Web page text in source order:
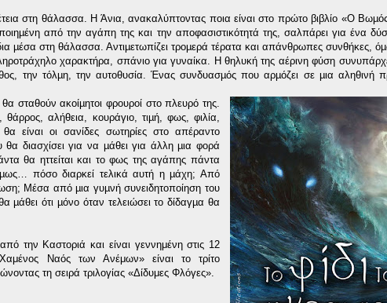
στη θάλασσα. Η Άνια, ανακαλύπτοντας ποια είναι στο πρώτο βιβλίο «Ο
από την αγάπη της και την αποφασιστικότητά της, σαλπάρει για ένα
µέσα στη θάλασσα. Αντιµετωπίζει τροµερά τέρατα και απάνθρωπες συνθήκες,
χαρακτήρα, σπάνιο για γυναίκα. Η θηλυκή της αέρινη φύση
την τόλµη, την αυτοθυσία. Ένας συνδυασµός που αρµόζει σε µια αληθινή
σταθούν ακοίµητοι φρουροί στο πλευρό της.
θάρρος, αλήθεια, κουράγιο, τιµή, φως, φιλία,
είναι οι σανίδες σωτηρίες στο απέραντο
διασχίσει για να µάθει για άλλη µια φορά
θα ηττείται και το φως της αγάπης πάντα
πόσο διαρκεί τελικά αυτή η µάχη; Από
Μέσα από µια γυµνή συνειδητοποίηση του
ότι µόνο όταν τελειώσει το δίδαγµα θα
την Καστοριά και είναι γεννημένη στις 12
Ναός των Ανέμων» είναι το τρίτο
τη σειρά τριλογίας «Δίδυμες Φλόγες».